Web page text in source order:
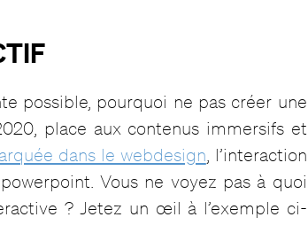
possible, pourquoi ne pas créer une
place aux contenus immersifs et
dans le webdesign , l’interaction
Vous ne voyez pas à quoi
? Jetez un œil à l’exemple ci-